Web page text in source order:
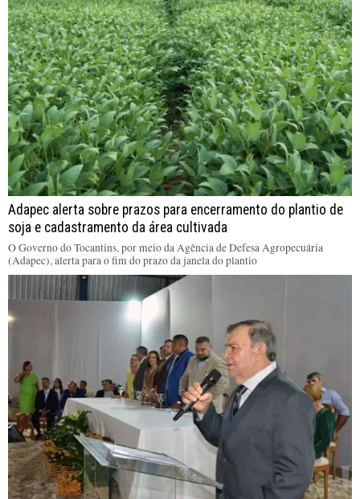
Adapec alerta sobre prazos para encerramento do plantio de
soja e cadastramento da área cultivada
O Governo do Tocantins, por meio da Agência de Defesa Agropecuária
(Adapec), alerta para o fim do prazo da janela do plantio